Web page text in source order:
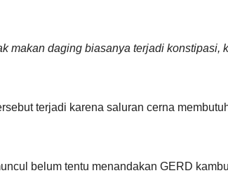
makan daging biasanya terjadi konstipasi,
terjadi karena saluran cerna
belum tentu menandakan GERD